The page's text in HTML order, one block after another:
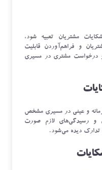
مشتریان تعبیه شود،
و فراهم‌آوردن قابلیت
درخواست مشتری در مسیری
و عینی در مسیری مشخص
و رسیدگی‌های لازم صورت
تدارک دیده می‌شود.